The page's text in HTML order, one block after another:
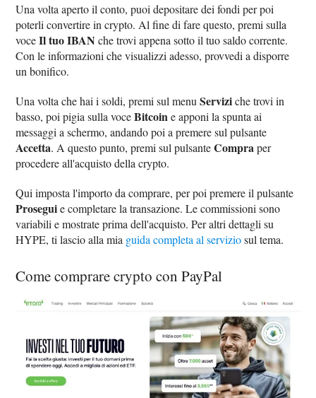
Una volta aperto il conto, puoi depositare dei fondi per poi
poterli convertire in crypto. Al fine di fare questo, premi sulla
voceIl tuo IBAN che trovi appena sotto il tuo saldo corrente.
Con le informazioni che visualizzi adesso, provvedi a disporre
un bonifico.
Una volta che hai i soldi, premi sul menuServiziche trovi in
basso, poi pigia sulla voceBitcoin e apponi la spunta ai
messaggi a schermo, andando poi a premere sul pulsante
Accetta. A questo punto, premi sul pulsanteCompra per
procedere all'acquisto della crypto.
Qui imposta l'importo da comprare, per poi premere il pulsante
Proseguie completare la transazione. Le commissioni sono
variabili e mostrate prima dell'acquisto. Per altri dettagli su
HYPE, ti lascio alla mia guida completa al serviziosul tema.
Come comprare crypto con PayPal